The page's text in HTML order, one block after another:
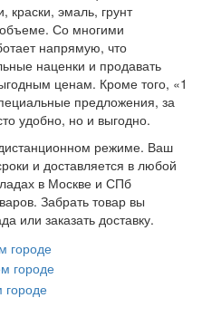
краски, эмаль, грунт
Со многими
напрямую, что
наценки и продавать
ценам. Кроме того, «1
предложения, за
удобно, но и выгодно.
режиме. Ваш
и доставляется в любой
в Москве и СПб
Забрать товар вы
или заказать доставку.